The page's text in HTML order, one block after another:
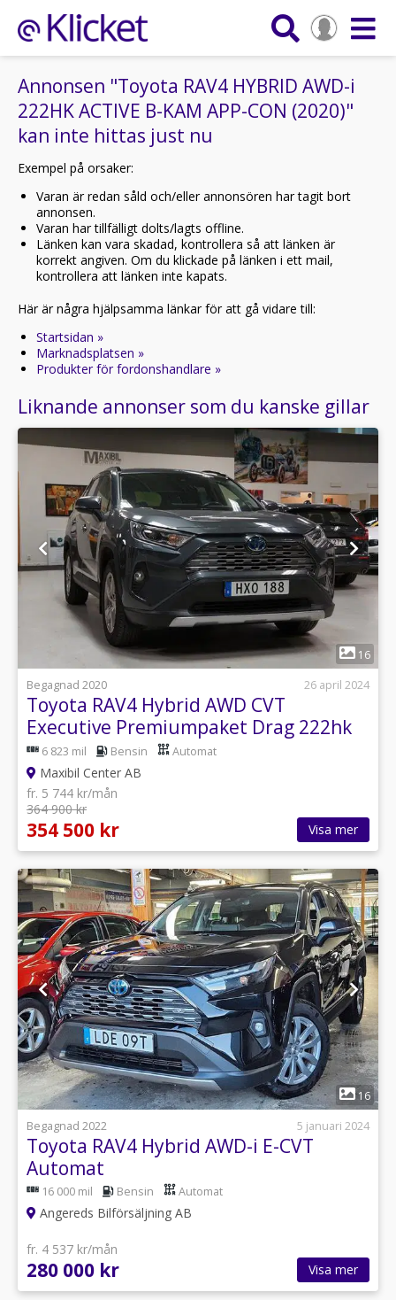
Annonsen "Toyota RAV4 HYBRID AWD-i
222HK ACTIVE B-KAM APP-CON (2020)"
kan inte hittas just nu
Exempel på orsaker:
Varan är redan såld och/eller annonsören har tagit bort
annonsen.
Varan har tillfälligt dolts/lagts offline.
Länken kan vara skadad, kontrollera så att länken är
korrekt angiven. Om du klickade på länken i ett mail,
kontrollera att länken inte kapats.
Här är några hjälpsamma länkar för att gå vidare till:
Startsidan »
Marknadsplatsen »
Produkter för fordonshandlare »
Liknande annonser som du kanske gillar
16
Begagnad 2020
26 april 2024
Toyota RAV4 Hybrid AWD CVT
Executive Premiumpaket Drag 222hk
6 823 mil Bensin Automat
Maxibil Center AB
fr. 5 744 kr/mån
364 900 kr
354 500 kr Visa mer
1
16
Begagnad 2022
5 januari 2024
Toyota RAV4 Hybrid AWD-i E-CVT
Automat
16 000 mil Bensin Automat
Angereds Bilförsäljning AB
fr. 4 537 kr/mån
280 000 kr Visa mer